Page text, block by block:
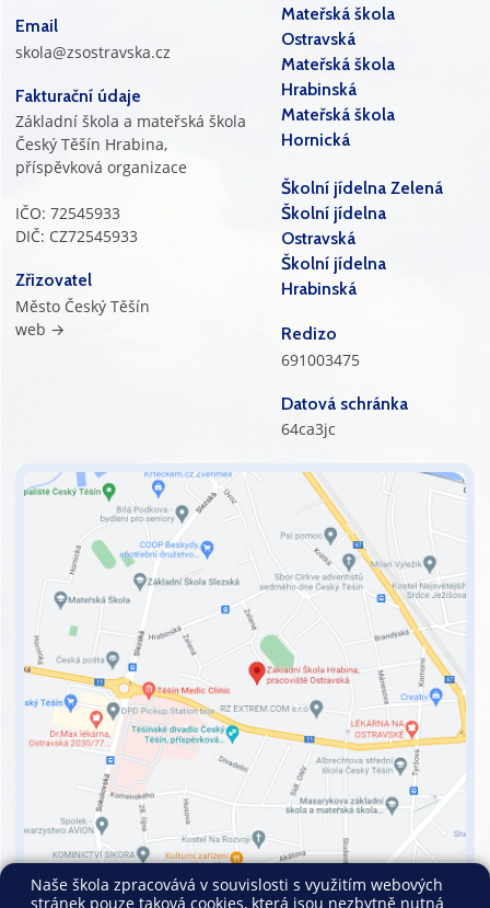
Email
skola@zsostravska.cz
Fakturační údaje
Základní škola a mateřská škola
Český Těšín Hrabina,
příspěvková organizace
IČO: 72545933
DIČ: CZ72545933
Zřizovatel
Město Český Těšín
web →
Mateřská škola
Ostravská
Mateřská škola
Hrabinská
Mateřská škola
Hornická
Školní jídelna Zelená
Školní jídelna
Ostravská
Školní jídelna
Hrabinská
Redizo
691003475
Datová schránka
64ca3jc
Naše škola zpracovává v souvislosti s využitím webových
stránek pouze taková cookies, která jsou nezbytně nutná